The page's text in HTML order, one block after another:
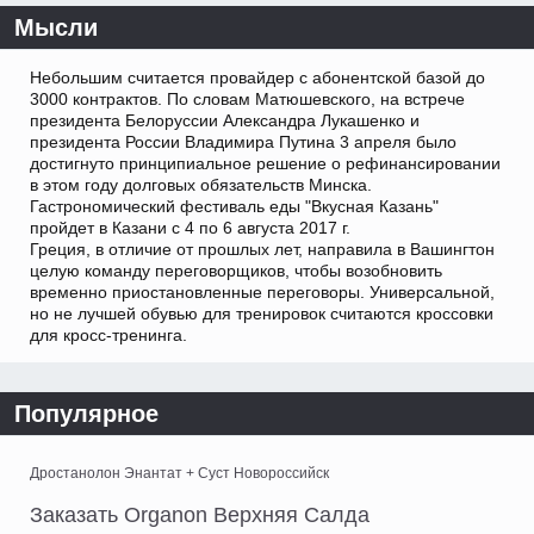
Мысли
Небольшим считается провайдер с абонентской базой до
3000 контрактов. По словам Матюшевского, на встрече
президента Белоруссии Александра Лукашенко и
президента России Владимира Путина 3 апреля было
достигнуто принципиальное решение о рефинансировании
в этом году долговых обязательств Минска.
Гастрономический фестиваль еды "Вкусная Казань"
пройдет в Казани с 4 по 6 августа 2017 г.
Греция, в отличие от прошлых лет, направила в Вашингтон
целую команду переговорщиков, чтобы возобновить
временно приостановленные переговоры. Универсальной,
но не лучшей обувью для тренировок считаются кроссовки
для кросс-тренинга.
Популярное
Дростанолон Энантат + Суст Новороссийск
Заказать Organon Верхняя Салда